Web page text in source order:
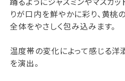
りが口内を鮮やかに彩り、黄桃
全体をやさしく包み込みます。
温度帯の変化によって感じる洋
を演出。